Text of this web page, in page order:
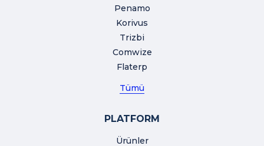
Penamo
Korivus
Trizbi
Comwize
Flaterp
Tümü
PLATFORM
Ürünler